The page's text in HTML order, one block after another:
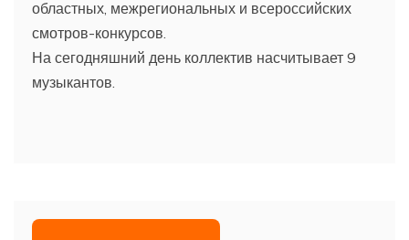
областных, межрегиональных и всероссийских
смотров-конкурсов.
На сегодняшний день коллектив насчитывает 9
музыкантов.